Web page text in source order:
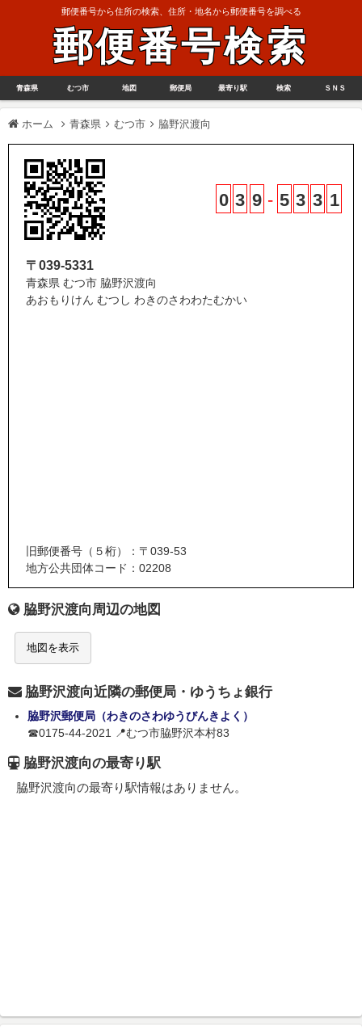
郵便番号から住所の検索、住所・地名から郵便番号を調べる
郵便番号検索
青森県 むつ市 地図 郵便局 最寄り駅 検索 ＳＮＳ
ホーム 青森県 むつ市 脇野沢渡向
0 3 9 - 5 3 3 1
〒039-5331
青森県 むつ市 脇野沢渡向
あおもりけん むつし わきのさわわたむかい
旧郵便番号（５桁）：〒039-53
地方公共団体コード：02208
脇野沢渡向周辺の地図
地図を表示
脇野沢渡向近隣の郵便局・ゆうちょ銀行
脇野沢郵便局（わきのさわゆうびんきよく）
☎0175-44-2021 📍むつ市脇野沢本村83
脇野沢渡向の最寄り駅
脇野沢渡向の最寄り駅情報はありません。